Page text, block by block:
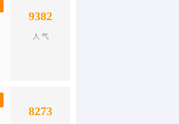
9382
人 气
8273